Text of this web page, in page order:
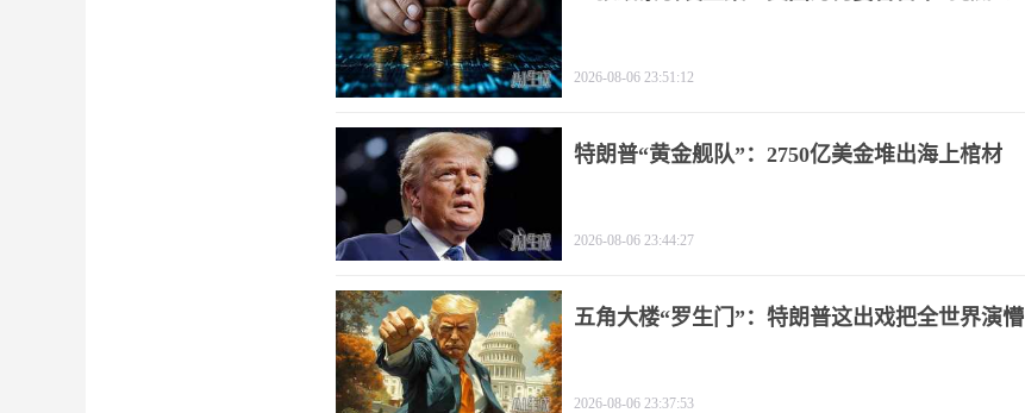
2026-08-06 23:51:12
特朗普“黄金舰队”：2750亿美金堆出海上棺材
2026-08-06 23:44:27
五角大楼“罗生门”：特朗普这出戏把全世界演懵
2026-08-06 23:37:53